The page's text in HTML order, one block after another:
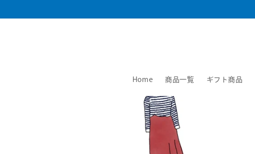
進む
Home 商品一覧 ギフト商品